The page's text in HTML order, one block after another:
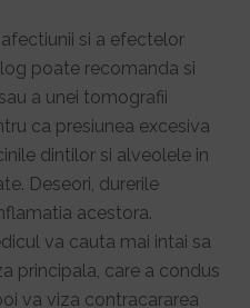
si a efectelor
poate recomanda si
a unei tomografii
ca presiunea excesiva
dintilor si alveolele in
Deseori, durerile
acestora.
va cauta mai intai sa
principala, care a condus
va viza contracararea